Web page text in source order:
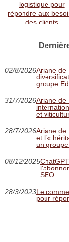
logistique pour
répondre aux
des clients
02/8/2026Ariane de
groupe
31/7/2026Ariane de
et
28/7/2026Ariane de
et l’«
un
08/12/2025
SEO
28/3/2023Le
pour